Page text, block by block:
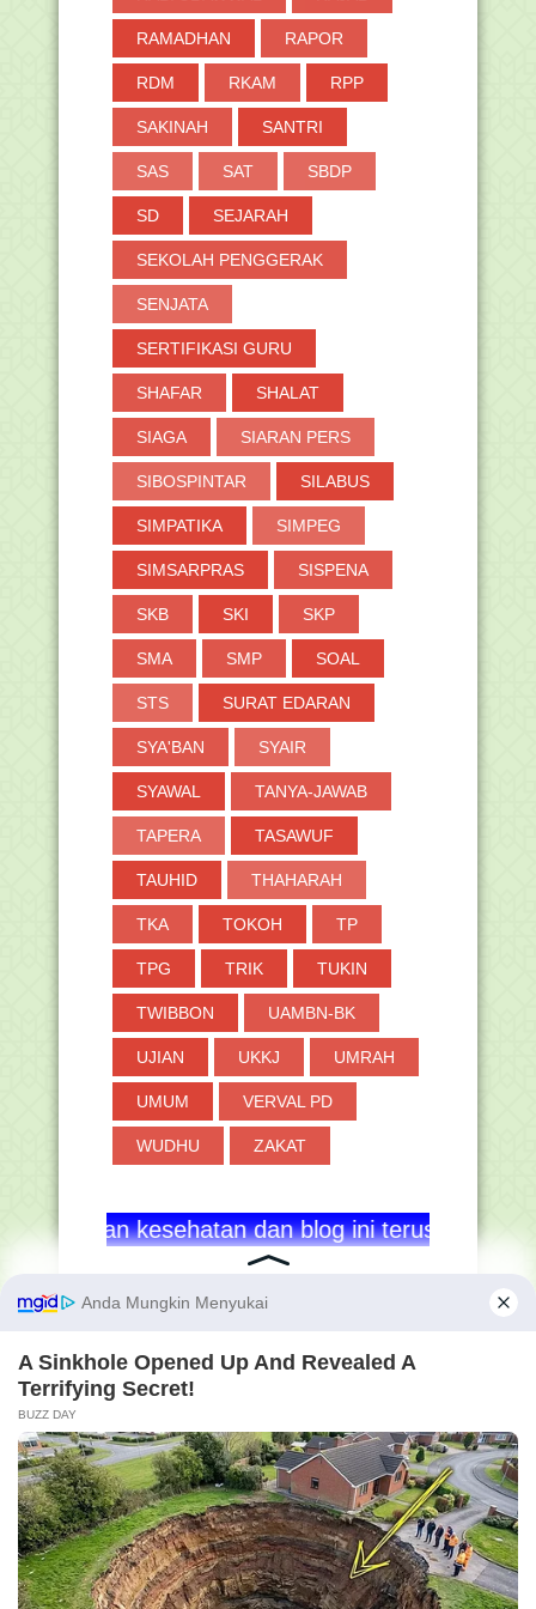
RAMADHAN RAPOR
RDM RKAM RPP
SAKINAH SANTRI
SAS SAT SBDP
SD SEJARAH
SEKOLAH PENGGERAK
SENJATA
SERTIFIKASI GURU
SHAFAR SHALAT
SIAGA SIARAN PERS
SIBOSPINTAR SILABUS
SIMPATIKA SIMPEG
SIMSARPRAS SISPENA
SKB SKI SKP
SMA SMP SOAL
STS SURAT EDARAN
SYA'BAN SYAIR
SYAWAL TANYA-JAWAB
TAPERA TASAWUF
TAUHID THAHARAH
TKA TOKOH TP
TPG TRIK TUKIN
TWIBBON UAMBN-BK
UJIAN UKKJ UMRAH
UMUM VERVAL PD
WUDHU ZAKAT
dan blog ini terus berkembang
Membershi
Bani
Online
13